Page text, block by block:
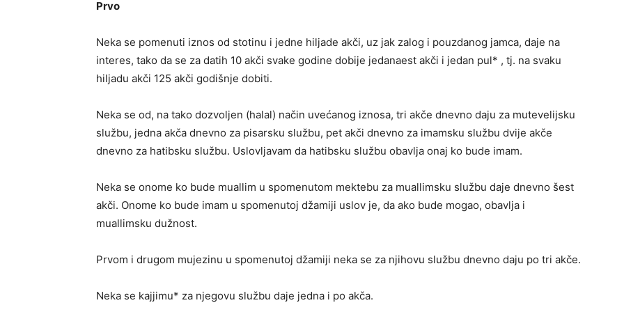
Prvo
Neka se pomenuti iznos od stotinu i jedne hiljade akči, uz jak zalog i pouzdanog jamca, daje na
interes, tako da se za datih 10 akči svake godine dobije jedanaest akči i jedan pul* , tj. na svaku
hiljadu akči 125 akči godišnje dobiti.
Neka se od, na tako dozvoljen (halal) način uvećanog iznosa, tri akče dnevno daju za mutevelijsku
službu, jedna akča dnevno za pisarsku službu, pet akči dnevno za imamsku službu dvije akče
dnevno za hatibsku službu. Uslovljavam da hatibsku službu obavlja onaj ko bude imam.
Neka se onome ko bude muallim u spomenutom mektebu za muallimsku službu daje dnevno šest
akči. Onome ko bude imam u spomenutoj džamiji uslov je, da ako bude mogao, obavlja i
muallimsku dužnost.
Prvom i drugom mujezinu u spomenutoj džamiji neka se za njihovu službu dnevno daju po tri akče.
Neka se kajjimu* za njegovu službu daje jedna i po akča.